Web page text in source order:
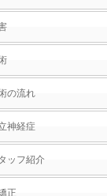
の流れ
神経症
ッフ紹介
正